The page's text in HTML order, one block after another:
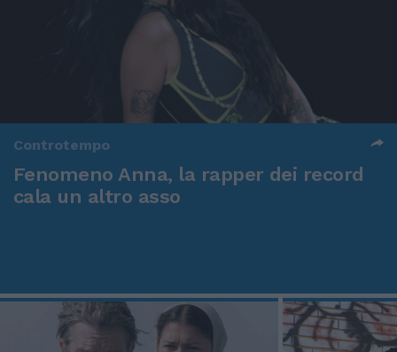
Controtempo
Fenomeno Anna, la rapper dei record
cala un altro asso